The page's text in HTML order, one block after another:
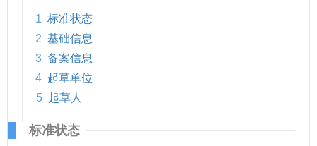
1 标准状态
2 基础信息
3 备案信息
4 起草单位
5 起草人
标准状态